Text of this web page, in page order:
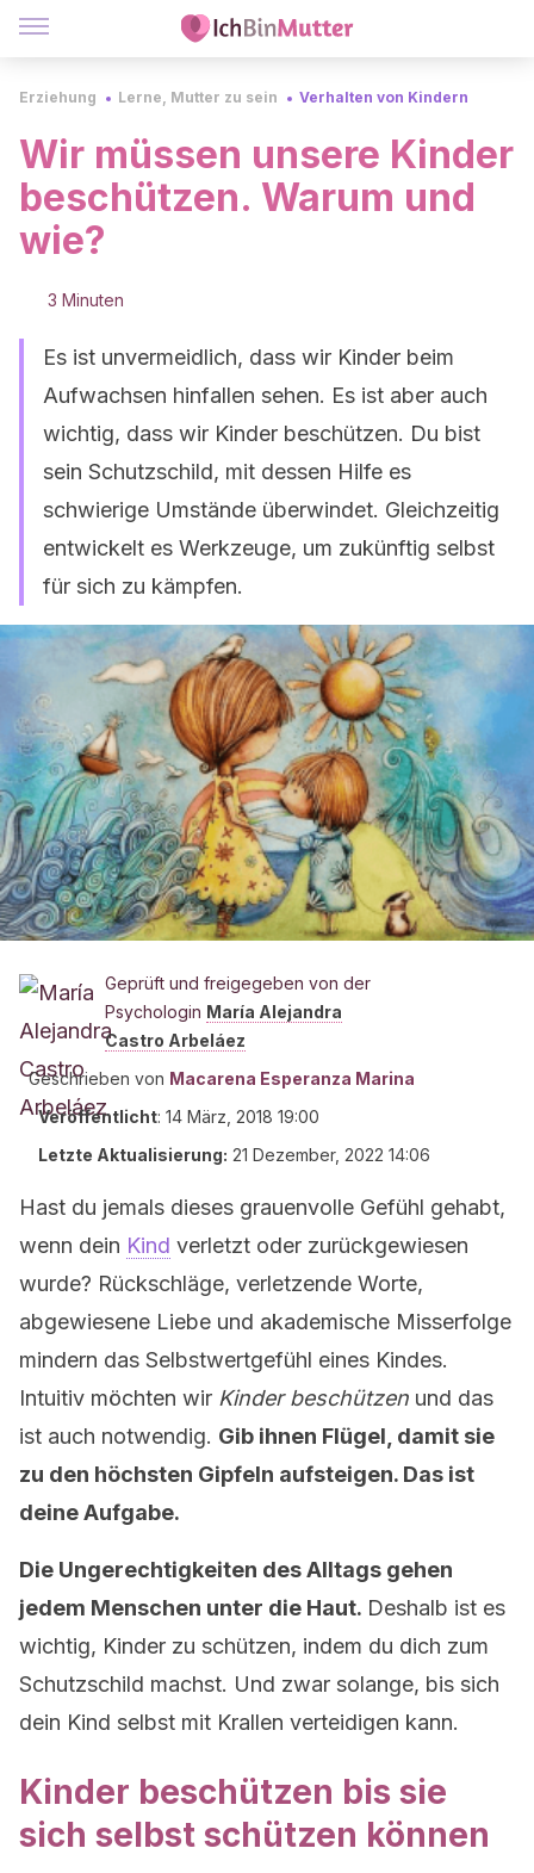
Erziehung Lerne, Mutter zu sein Verhalten von Kindern
Wir müssen unsere Kinder
beschützen. Warum und
wie?
3 Minuten
Es ist unvermeidlich, dass wir Kinder beim
Aufwachsen hinfallen sehen. Es ist aber auch
wichtig, dass wir Kinder beschützen. Du bist
sein Schutzschild, mit dessen Hilfe es
schwierige Umstände überwindet. Gleichzeitig
entwickelt es Werkzeuge, um zukünftig selbst
für sich zu kämpfen.
Geprüft und freigegeben von der
Psychologin María Alejandra
Castro Arbeláez
Geschrieben von Macarena Esperanza Marina
Veröffentlicht: 14 März, 2018 19:00
Letzte Aktualisierung: 21 Dezember, 2022 14:06
Hast du jemals dieses grauenvolle Gefühl gehabt,
wenn dein Kind verletzt oder zurückgewiesen
wurde? Rückschläge, verletzende Worte,
abgewiesene Liebe und akademische Misserfolge
mindern das Selbstwertgefühl eines Kindes.
Intuitiv möchten wir Kinder beschützen und das
ist auch notwendig. Gib ihnen Flügel, damit sie
zu den höchsten Gipfeln aufsteigen. Das ist
deine Aufgabe.
Die Ungerechtigkeiten des Alltags gehen
jedem Menschen unter die Haut. Deshalb ist es
wichtig, Kinder zu schützen, indem du dich zum
Schutzschild machst. Und zwar solange, bis sich
dein Kind selbst mit Krallen verteidigen kann.
Kinder beschützen bis sie
sich selbst schützen können